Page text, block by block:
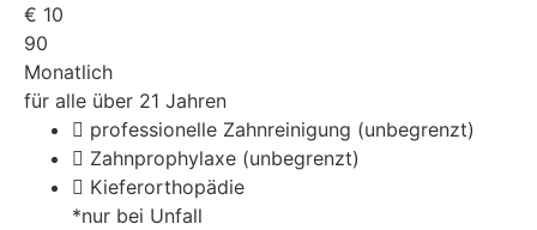
€ 10
90
Monatlich
für alle über 21 Jahren
professionelle Zahnreinigung (unbegrenzt)
Zahnprophylaxe (unbegrenzt)
Kieferorthopädie
*nur bei Unfall